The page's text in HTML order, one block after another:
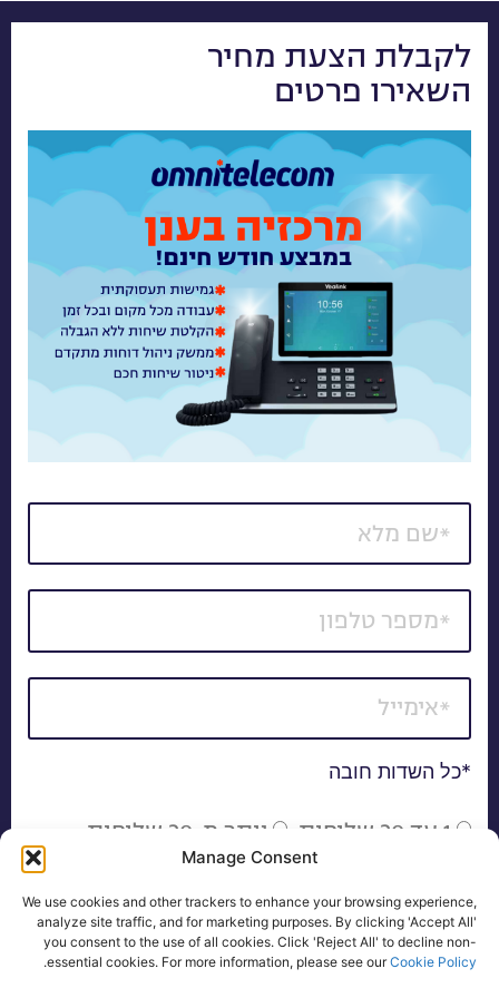
Manage Consent
We use cookies and other trackers to enhance your browsing experience,
analyze site traffic, and for marketing purposes. By clicking 'Accept All'
you consent to the use of all cookies. Click 'Reject All' to decline non-
essential cookies. For more information, please see ourCookie Policy
.
לקבלת הצעת מחיר
השאירו פרטים
*כל השדות חובה
1 עד 20 שלוחות יותר מ-20 שלוחות
שיווקיות ועדכונים באמצעי המדיה השונים, לרבות בדואר
אלקטרוני, SMS ו/או שיחה טלפונית.